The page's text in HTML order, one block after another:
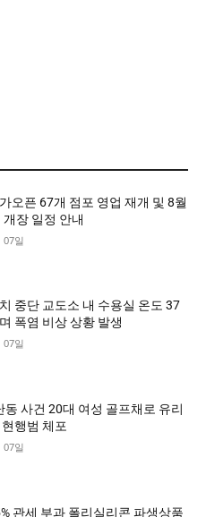
오픈 67개 점포 영업 재개 및 8월
개장 일정 안내
07일
중단 교도소 내 수용실 온도 37
폭염 비상 상황 발생
07일
동 사건 20대 여성 골프채로 유리
행범 체포
07일
관세 부과 폴리실리콘 파생상품